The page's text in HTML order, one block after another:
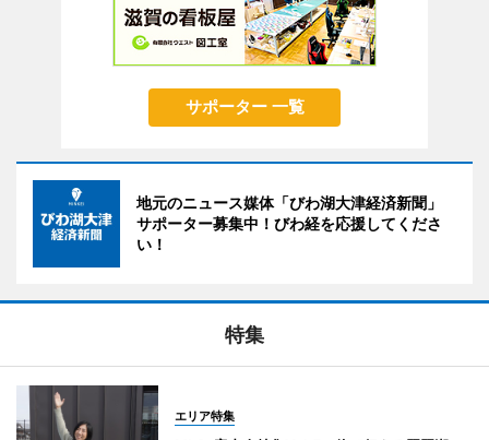
サポーター 一覧
地元のニュース媒体「びわ湖大津経済新聞」
サポーター募集中！びわ経を応援してくださ
い！
特集
エリア特集